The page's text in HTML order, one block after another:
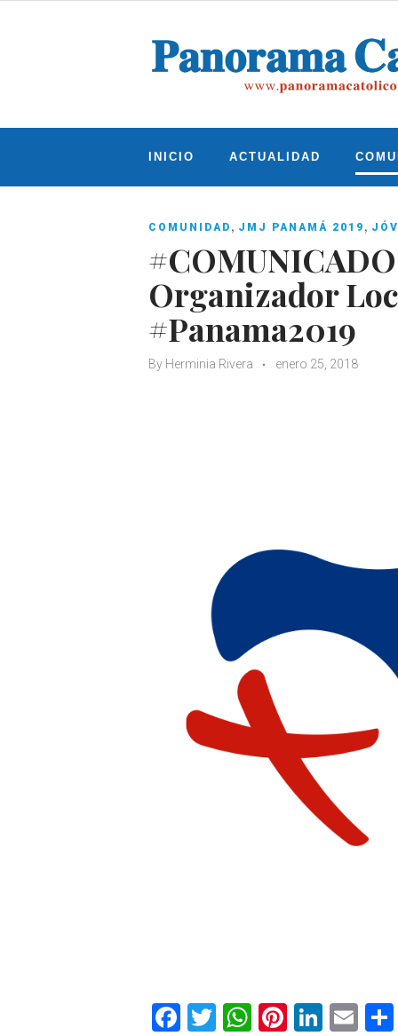
INICIO ACTUALIDAD
COMUNIDAD , JMJ PANAMÁ 2019 ,
Organizador
#Panama2019
By Herminia Rivera enero 25, 2018
Facebook
Twitter
WhatsApp